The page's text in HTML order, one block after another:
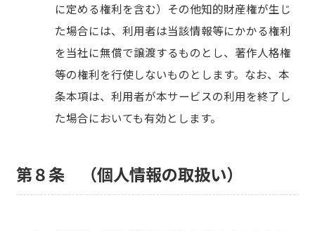
に定める権利を含む）その他知的財産権が生じ
た場合には、利用者は当該情報等にかかる権利
を当社に無償で譲渡するものとし、著作人格権
等の権利を行使しないものとします。なお、本
条本項は、利用者が本サービスの利用を終了し
た場合においても有効とします。
第８条 （個人情報の取扱い）